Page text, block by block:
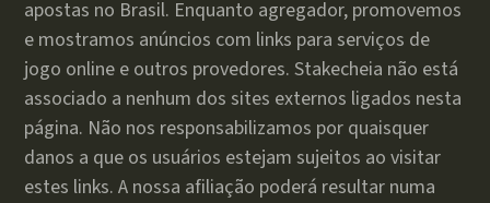
apostas no Brasil. Enquanto agregador, promovemos
e mostramos anúncios com links para serviços de
jogo online e outros provedores. Stakecheia não está
associado a nenhum dos sites externos ligados nesta
página. Não nos responsabilizamos por quaisquer
danos a que os usuários estejam sujeitos ao visitar
estes links. A nossa afiliação poderá resultar numa